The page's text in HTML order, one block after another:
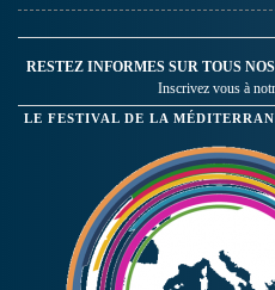
RESTEZ INFORMES SUR TOUS
Inscrivez vous à
LE FESTIVAL DE LA